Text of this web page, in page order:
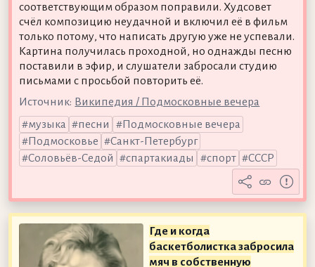
соответствующим образом поправили. Худсовет
счёл композицию неудачной и включил её в фильм
только потому, что написать другую уже не успевали.
Картина получилась проходной, но однажды песню
поставили в эфир, и слушатели забросали студию
письмами с просьбой повторить её.
Источник: Википедия / Подмосковные вечера
музыка
песни
Подмосковные вечера
Подмосковье
Санкт-Петербург
Соловьёв-Седой
спартакиады спорт СССР
Где и когда
баскетболистка забросила
мяч в собственную